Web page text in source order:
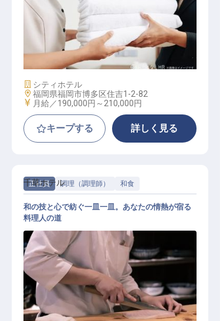
フィットネスジムインストラクター
施設業態
シティホテル
勤務地
福岡県福岡市博多区住吉1-2-82
給与
月給／190,000円～ 210,000円
キープする 詳しく見る
正社員 調理（調理師） 和食
千草ホテル
和の技と心で紡ぐ一皿一皿。あなたの情熱が宿る
料理人の道